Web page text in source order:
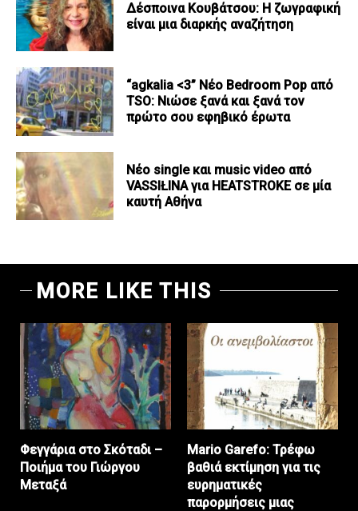
Δέσποινα Κουβάτσου: Η ζωγραφική
είναι μια διαρκής αναζήτηση
“agkalia <3” Νέο Bedroom Pop από
TSO: Νιώσε ξανά και ξανά τον
πρώτο σου εφηβικό έρωτα
Νέο single και music video από
VASSIŁINA για HEATSTROKE σε μία
καυτή Αθήνα
MORE LIKE THIS
Φεγγάρια στο Σκόταδι –
Ποιήμα του Γιώργου
Μεταξά
Mario Garefo: Τρέφω
βαθιά εκτίμηση για τις
ευρηματικές
παρορμήσεις μιας